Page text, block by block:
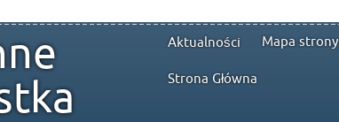
Aktualności Mapa strony
Strona Główna